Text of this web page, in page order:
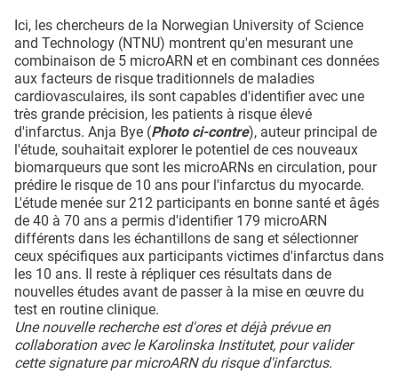
Ici, les chercheurs de la Norwegian University of Science
and Technology (NTNU) montrent qu'en mesurant une
combinaison de 5 microARN et en combinant ces données
aux facteurs de risque traditionnels de maladies
cardiovasculaires, ils sont capables d'identifier avec une
très grande précision, les patients à risque élevé
d'infarctus. Anja Bye (Photo ci-contre), auteur principal de
l'étude, souhaitait explorer le potentiel de ces nouveaux
biomarqueurs que sont les microARNs en circulation, pour
prédire le risque de 10 ans pour l'infarctus du myocarde.
L'étude menée sur 212 participants en bonne santé et âgés
de 40 à 70 ans a permis d'identifier 179 microARN
différents dans les échantillons de sang et sélectionner
ceux spécifiques aux participants victimes d'infarctus dans
les 10 ans. Il reste à répliquer ces résultats dans de
nouvelles études avant de passer à la mise en œuvre du
test en routine clinique.
Une nouvelle recherche est d'ores et déjà prévue en
collaboration avec le Karolinska Institutet, pour valider
cette signature par microARN du risque d'infarctus.